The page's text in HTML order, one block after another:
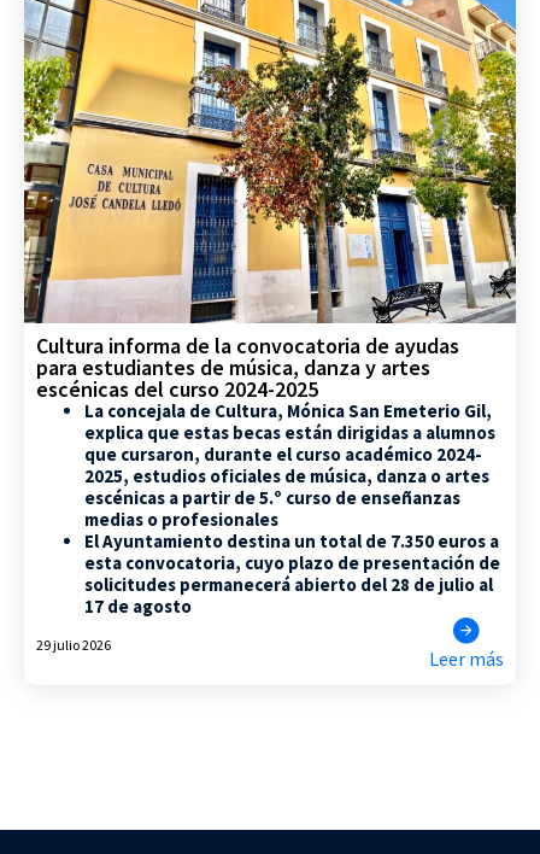
Cultura informa de la convocatoria de ayudas
para estudiantes de música, danza y artes
escénicas del curso 2024-2025
La concejala de Cultura, Mónica San Emeterio Gil,
explica que estas becas están dirigidas a alumnos
que cursaron, durante el curso académico 2024-
2025, estudios oficiales de música, danza o artes
escénicas a partir de 5.º curso de enseñanzas
medias o profesionales
El Ayuntamiento destina un total de 7.350 euros a
esta convocatoria, cuyo plazo de presentación de
solicitudes permanecerá abierto del 28 de julio al
17 de agosto
29 julio 2026
Leer más